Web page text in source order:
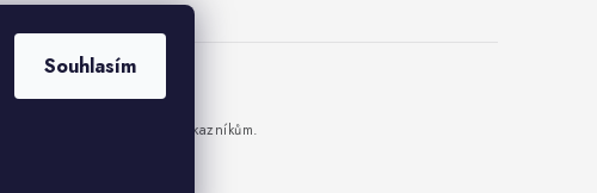
Souhlasím